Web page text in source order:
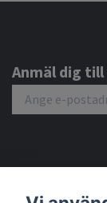
Anmäl dig